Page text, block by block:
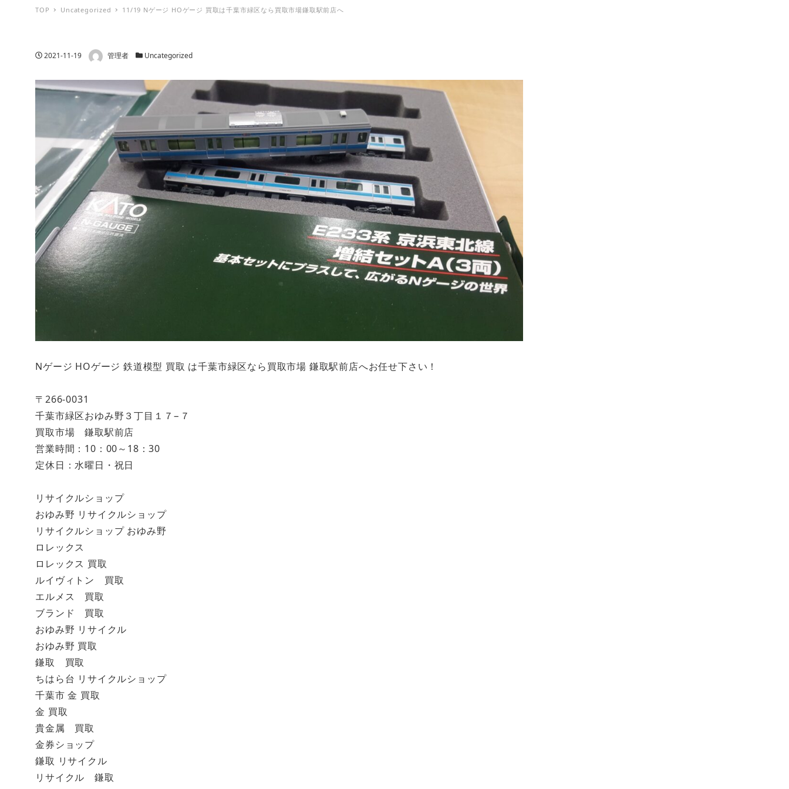
TOP Uncategorized 11/19 Nゲージ HOゲージ 買取は千葉市緑区なら買取市場鎌取駅前店へ
投稿日
2021-11-19 著者 管理者 カテゴリー
Uncategorized
Nゲージ HOゲージ 鉄道模型 買取 は千葉市緑区なら買取市場 鎌取駅前店へお任せ下さい！
〒266-0031
千葉市緑区おゆみ野３丁目１７−７
買取市場 鎌取駅前店
営業時間：10：00～18：30
定休日：水曜日・祝日
リサイクルショップ
おゆみ野 リサイクルショップ
リサイクルショップ おゆみ野
ロレックス
ロレックス 買取
ルイヴィトン 買取
エルメス 買取
ブランド 買取
おゆみ野 リサイクル
おゆみ野 買取
鎌取 買取
ちはら台 リサイクルショップ
千葉市 金 買取
金 買取
貴金属 買取
金券ショップ
鎌取 リサイクル
リサイクル 鎌取